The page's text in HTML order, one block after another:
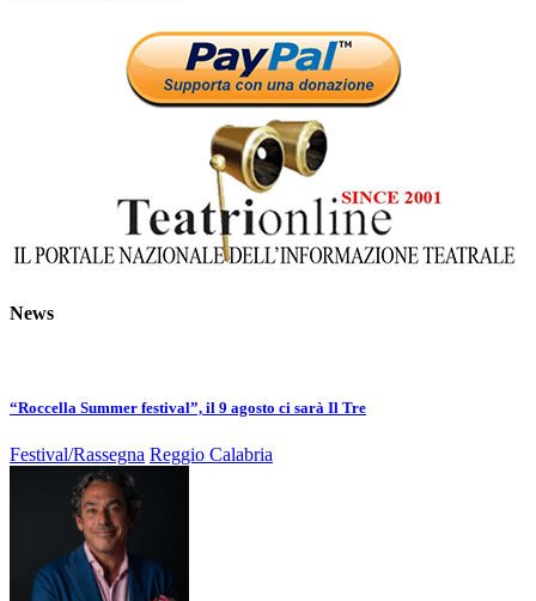
News
“Roccella Summer festival”, il 9 agosto ci sarà Il Tre
Festival/Rassegna Reggio Calabria